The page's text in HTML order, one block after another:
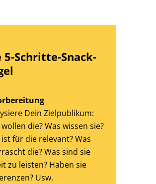
5-Schritte-Snack-
Dein Zielpublikum:
die? Was wissen sie?
ist für die relevant? Was
die? Was sind sie
zu leisten? Haben sie
Usw.